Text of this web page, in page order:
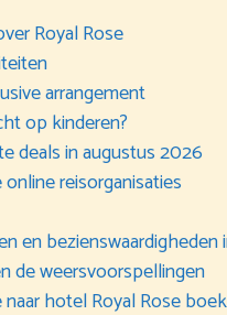
Royal Rose
arrangement
op kinderen?
deals in augustus 2026
reisorganisaties
en bezienswaardigheden
de weersvoorspellingen
hotel Royal Rose